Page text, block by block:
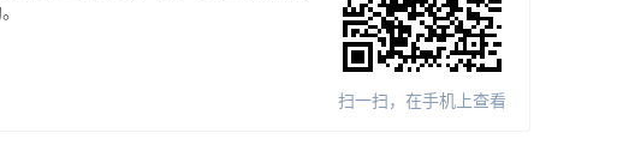
扫一扫，在手机上查看